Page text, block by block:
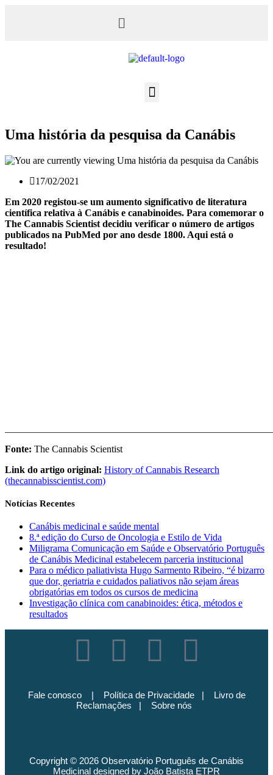
Uma história da pesquisa da Canábis
17/02/2021
Em 2020 registou-se um aumento significativo de literatura
científica relativa à Canábis e canabinoides. Para comemorar o
The Cannabis Scientist decidiu verificar o número de artigos
publicados na PubMed por ano desde 1800. Aqui está o
resultado!
Fonte: The Cannabis Scientist
Link do artigo original: History of Cannabis Research
(thecannabisscientist.com)
Notícias Recentes
Canábis medicinal e saúde mental
8.ª edição do Curso de Oncologia e Estilo de Vida
Miligrama Comunicação em Saúde e Observatório Português
de Canábis Medicinal estabelecem parceria institucional
Para o médico paliativista Hugo Sarmento Ribeiro, “é bizarro
que dor, geriatria e cuidados paliativos não sejam áreas
obrigatórias em todos os cursos de medicina
Investigação clínica com canabinoides: ética, métodos e
resultados
Fale conosco| Política de Privacidade| Livro de
Reclamações | Sobre nós
Copyright © 2026 Observatório Português de Canábis
Medicinal designed by João Batista ETPR